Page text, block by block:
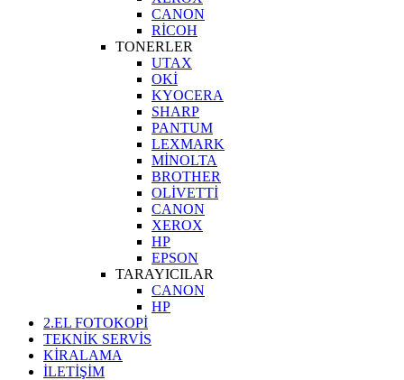
CANON
RİCOH
TONERLER
UTAX
OKİ
KYOCERA
SHARP
PANTUM
LEXMARK
MİNOLTA
BROTHER
OLİVETTİ
CANON
XEROX
HP
EPSON
TARAYICILAR
CANON
HP
2.EL FOTOKOPİ
TEKNİK SERVİS
KİRALAMA
İLETİŞİM